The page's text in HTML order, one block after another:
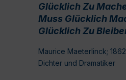
Glücklich Zu
Muss Glücklich
Glücklich Zu
Maurice Maeterlinck;
Dichter und Dramatiker